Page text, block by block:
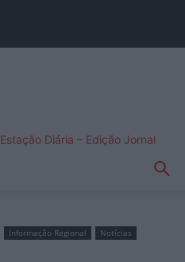
Estação Diária – Edição Jornal
Informação Regional
Notícias